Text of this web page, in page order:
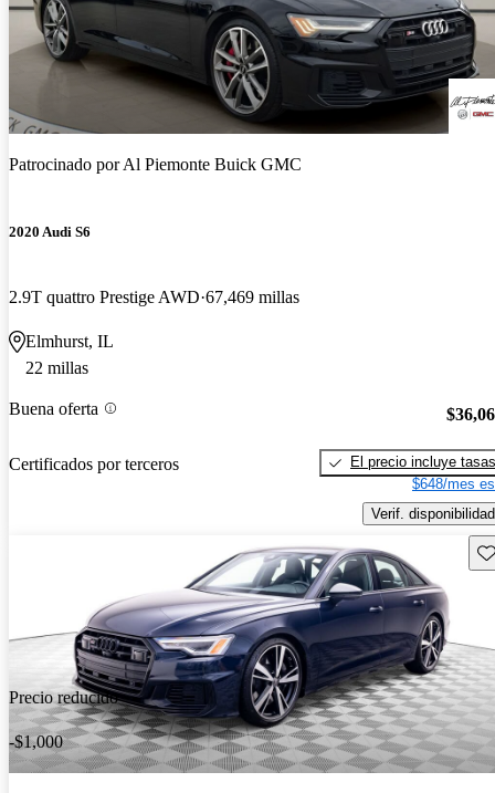
Patrocinado porAl Piemonte Buick GMC
2020 Audi S6
2.9T quattro Prestige AWD 67,469 millas
Elmhurst, IL
22 millas
Buena oferta
Certificados por terceros
El precio incluye tasas
$648/mes
Verif. disponibilidad
Precio reducido
-$1,000